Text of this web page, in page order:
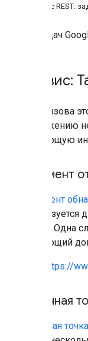
Ресурс REST:
API задач
Сервис:
Для вызова
приложению
следующую
Документ
Документ
Google. Одна
следующий
https://
Конечная
Конечная